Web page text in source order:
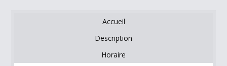
Accueil
Description
Horaire